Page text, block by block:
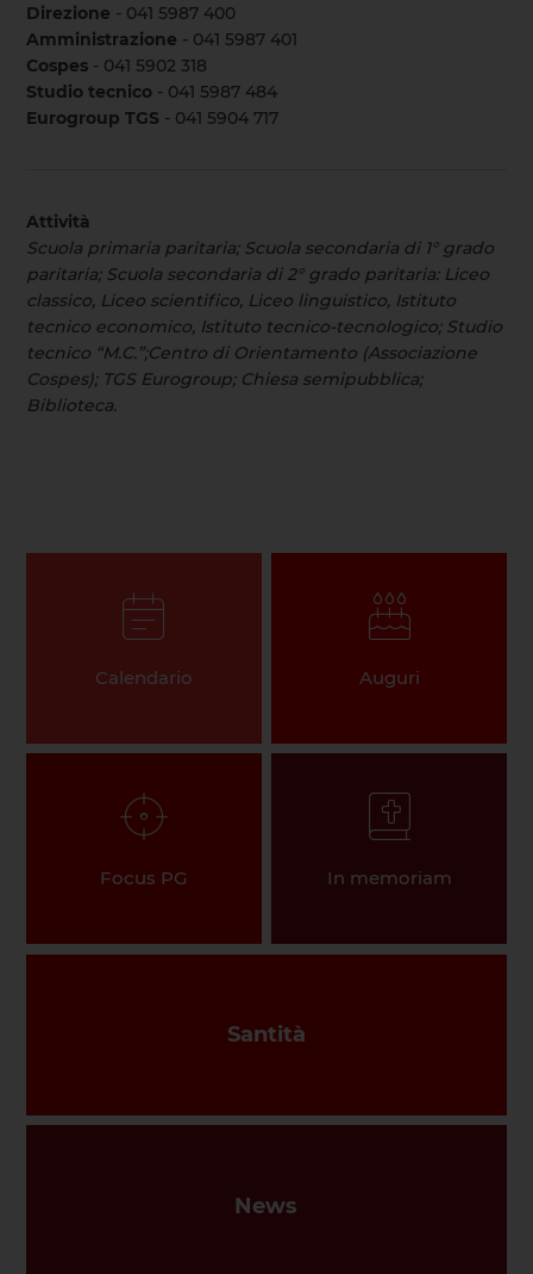
Direzione - 041 5987 400
Amministrazione - 041 5987 401
Cospes - 041 5902 318
Studio tecnico - 041 5987 484
Eurogroup TGS - 041 5904 717
Attività
Scuola primaria paritaria; Scuola secondaria di 1° grado
paritaria; Scuola secondaria di 2° grado paritaria: Liceo
classico, Liceo scientifico, Liceo linguistico, Istituto
tecnico economico, Istituto tecnico-tecnologico; Studio
tecnico “M.C.”;Centro di Orientamento (Associazione
Cospes); TGS Eurogroup; Chiesa semipubblica;
Biblioteca.
Calendario Auguri
Focus PG In memoriam
Santità
News